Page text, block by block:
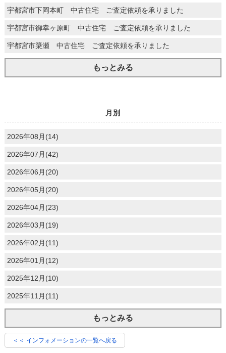
宇都宮市下岡本町 中古住宅 ご査定依頼を承りました
宇都宮市御幸ヶ原町 中古住宅 ご査定依頼を承りました
宇都宮市簗瀬 中古住宅 ご査定依頼を承りました
もっとみる
月別
2026年08月(14)
2026年07月(42)
2026年06月(20)
2026年05月(20)
2026年04月(23)
2026年03月(19)
2026年02月(11)
2026年01月(12)
2025年12月(10)
2025年11月(11)
もっとみる
＜＜ インフォメーションの一覧へ戻る